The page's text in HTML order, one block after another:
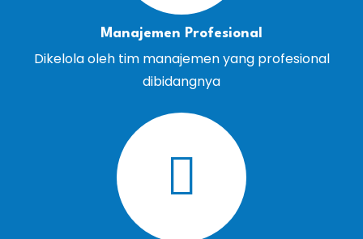
Manajemen Profesional
Dikelola oleh tim manajemen yang profesional
dibidangnya